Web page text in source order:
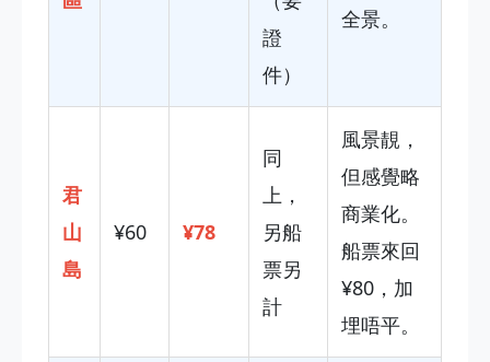
證
件）
全景。
君
山
島
¥60 ¥78
同
上，
另船
票另
計
風景靚，
但感覺略
商業化。
船票來回
¥80，加
埋唔平。